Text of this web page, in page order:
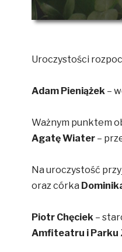
Uroczystości
Adam Pieniążek–
Ważnym punktem
Agatę Wiater–
Na uroczystość
oraz córka
Piotr Chęciek –
Amfiteatru i Parku